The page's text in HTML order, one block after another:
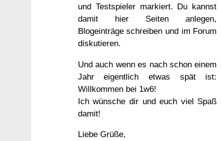
und Testspieler markiert. Du kannst
damit hier Seiten anlegen,
Blogeinträge schreiben und im Forum
diskutieren.
Und auch wenn es nach schon einem
Jahr eigentlich etwas spät ist:
Willkommen bei 1w6!
Ich wünsche dir und euch viel Spaß
damit!
Liebe Grüße,